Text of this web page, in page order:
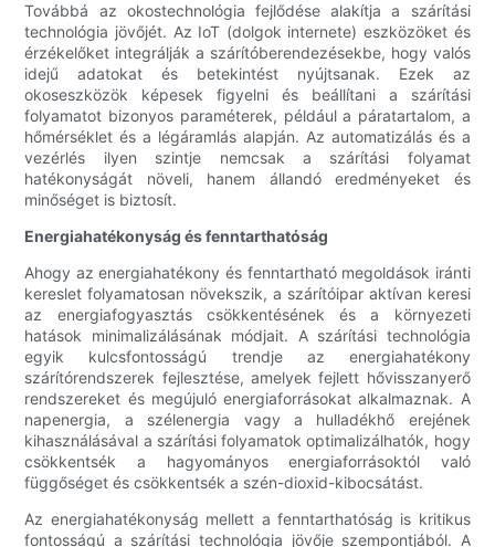
Továbbá az okostechnológia fejlődése alakítja a szárítási
technológia jövőjét. Az IoT (dolgok internete) eszközöket és
érzékelőket integrálják a szárítóberendezésekbe, hogy valós
idejű adatokat és betekintést nyújtsanak. Ezek az
okoseszközök képesek figyelni és beállítani a szárítási
folyamatot bizonyos paraméterek, például a páratartalom, a
hőmérséklet és a légáramlás alapján. Az automatizálás és a
vezérlés ilyen szintje nemcsak a szárítási folyamat
hatékonyságát növeli, hanem állandó eredményeket és
minőséget is biztosít.
Energiahatékonyság és fenntarthatóság
Ahogy az energiahatékony és fenntartható megoldások iránti
kereslet folyamatosan növekszik, a szárítóipar aktívan keresi
az energiafogyasztás csökkentésének és a környezeti
hatások minimalizálásának módjait. A szárítási technológia
egyik kulcsfontosságú trendje az energiahatékony
szárítórendszerek fejlesztése, amelyek fejlett hővisszanyerő
rendszereket és megújuló energiaforrásokat alkalmaznak. A
napenergia, a szélenergia vagy a hulladékhő erejének
kihasználásával a szárítási folyamatok optimalizálhatók, hogy
csökkentsék a hagyományos energiaforrásoktól való
függőséget és csökkentsék a szén-dioxid-kibocsátást.
Az energiahatékonyság mellett a fenntarthatóság is kritikus
fontosságú a szárítási technológia jövője szempontjából. A